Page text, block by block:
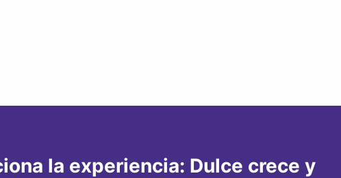
la experiencia: Dulce crece y